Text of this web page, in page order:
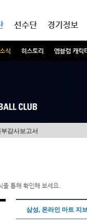
식 히스토리 엠블럼 캐릭
선수단 경기정보
부감사보고서
통해 확인해 보세요.
삼성, 온라인 마트 지